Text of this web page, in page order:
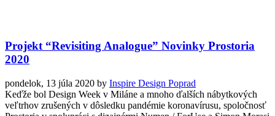
Projekt “Revisiting Analogue” Novinky Prostoria
2020
pondelok, 13 júla 2020 by Inspire Design Poprad
Keďže bol Design Week v Miláne a mnoho ďalších nábytkových
veľtrhov zrušených v dôsledku pandémie koronavírusu, spoločnosť